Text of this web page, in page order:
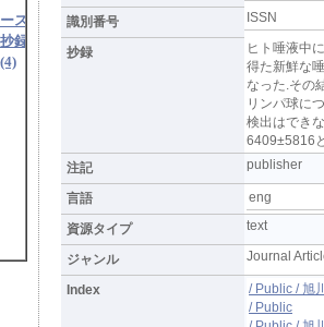
識別番号 ISSN
抄録
ヒト唾液中
得た新鮮な
なった.その
リンパ球に
検出はでき
6409±5816
注記
publisher
言語 eng
資源タイプ text
ジャンル Journal
Index
/ Public / 旭
/ Public